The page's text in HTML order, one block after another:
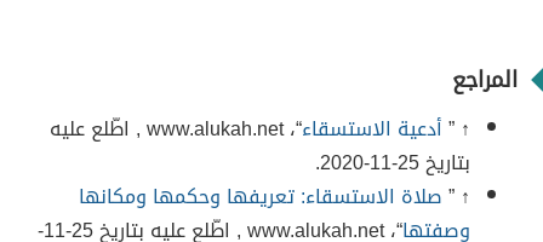
المراجع
↑ ”أدعية الاستسقاء
“، www.alukah.net , اطّلع عليه
بتاريخ 25-11-2020.
↑ ”صلاة الاستسقاء: تعريفها وحكمها ومكانها
وصفتها
“، www.alukah.net , اطّلع عليه بتاريخ 25-11-